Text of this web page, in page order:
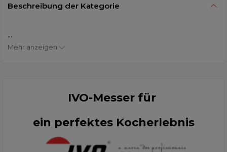
Beschreibung der Kategorie
...
Mehr anzeigen
IVO-Messer für
ein perfektes Kocherlebnis